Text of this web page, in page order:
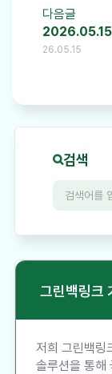
다음글
2026.05.15
26.05.15
검색
그린백링크
저희 그린백링
솔루션을 통해